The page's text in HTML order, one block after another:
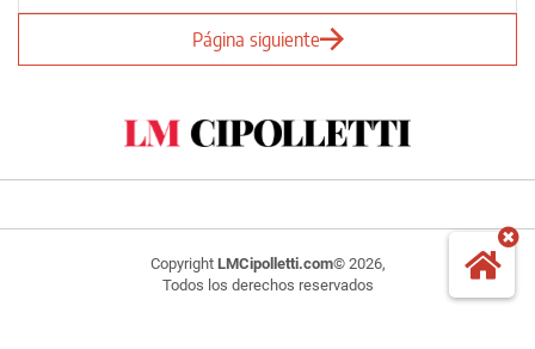
Página siguiente
Copyright LMCipolletti.com© 2026,
Todos los derechos reservados